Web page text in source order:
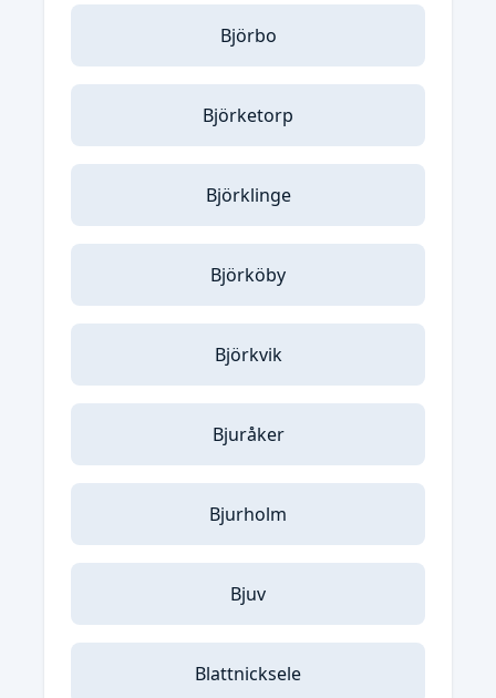
Björbo
Björketorp
Björklinge
Björköby
Björkvik
Bjuråker
Bjurholm
Bjuv
Blattnicksele